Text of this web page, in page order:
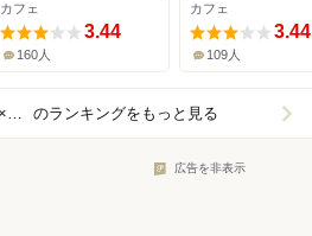
カフェ
3.44
160人
カフェ
3.44
109人
富士見・志木周辺×カフェ のランキングをもっと見る
広告を非表示